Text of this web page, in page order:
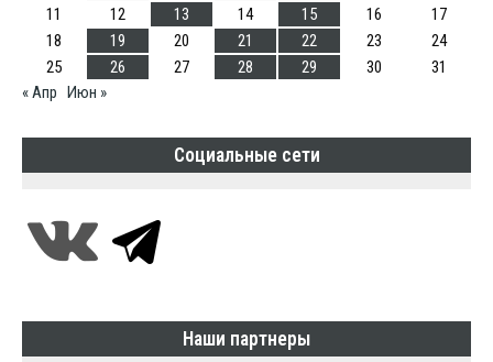
11
12 13 14 15 16
17
18
19 20 21 22 23
24
25
26 27 28 29 30
31
« Апр Июн »
Социальные сети
Наши партнеры